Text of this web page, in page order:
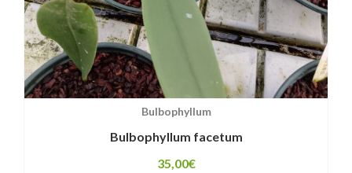
Bulbophyllum
Bulbophyllum facetum
35,00€